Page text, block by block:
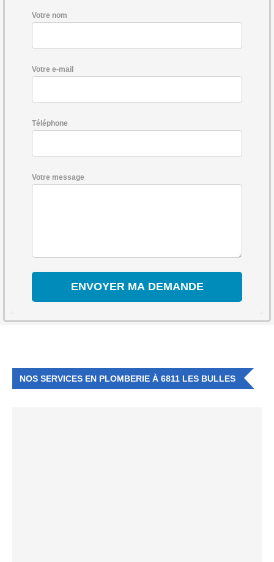
Votre nom
Votre e-mail
Téléphone
Votre message
NOS SERVICES EN PLOMBERIE À 6811 LES BULLES